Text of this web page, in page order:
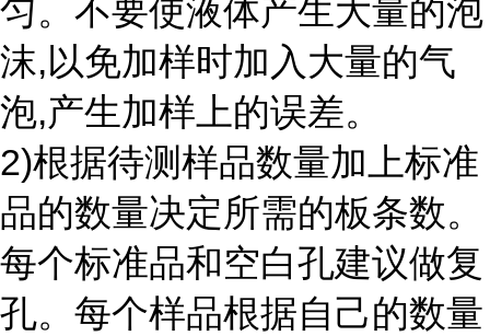
匀。不要使液体产生大量的泡
沫,以免加样时加入大量的气
泡,产生加样上的误差。
2)根据待测样品数量加上标准
品的数量决定所需的板条数。
每个标准品和空白孔建议做复
孔。每个样品根据自己的数量